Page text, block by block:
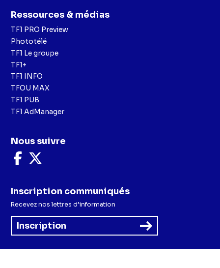
Ressources & médias
TF1 PRO Preview
Phototélé
TF1 Le groupe
TF1+
TF1 INFO
TFOU MAX
TF1 PUB
TF1 AdManager
Nous suivre
Nous
suivre
Facebook
X
Inscription communiqués
Recevez nos lettres d’information
Inscription